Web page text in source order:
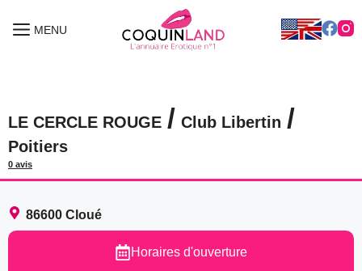
MENU
MENU
LE CERCLE ROUGE / Club Libertin /
Poitiers
0 avis
86600 Cloué
Horaires d'ouverture